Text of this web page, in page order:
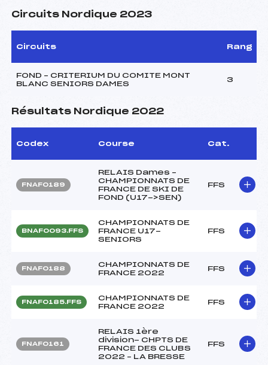
Circuits Nordique 2023
Circuits Rang
FOND – CRITERIUM DU COMITE MONT
BLANC SENIORS DAMES
3
Résultats Nordique 2022
Codex Course Cat.
FNAF0189
RELAIS Dames –
CHAMPIONNATS DE
FRANCE DE SKI DE
FOND (U17->SEN)
FFS
BNAF0093.FFS
CHAMPIONNATS DE
FRANCE U17-
SENIORS
FFS
FNAF0188
CHAMPIONNATS DE
FRANCE 2022
FFS
FNAF0185.FFS
CHAMPIONNATS DE
FRANCE 2022
FFS
FNAF0161
RELAIS 1ère
division- CHPTS DE
FRANCE DES CLUBS
2022 – LA BRESSE
FFS